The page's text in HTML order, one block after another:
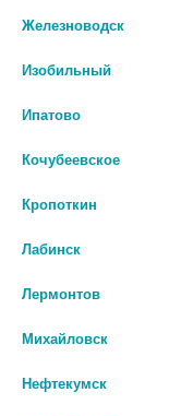
936
Цены на сайте могут
оформлении заказа.
В КОРЗИНУ
Описание
Наличие в аптеках
Железноводск
Изобильный
Ипатово
Кочубеевское
Кропоткин
Лабинск
Лермонтов
Михайловск
Нефтекумск